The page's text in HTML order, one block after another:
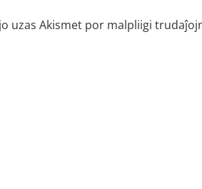
uzas Akismet por malpliigi